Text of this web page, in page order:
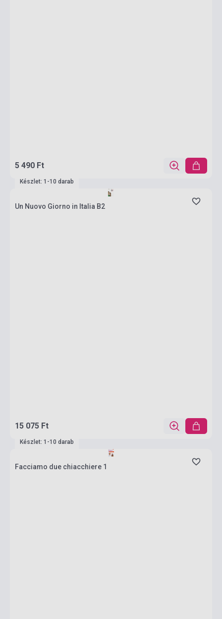
5 490 Ft
Készlet: 1-10 darab
Un Nuovo Giorno in Italia B2
15 075 Ft
Készlet: 1-10 darab
Facciamo due chiacchiere 1